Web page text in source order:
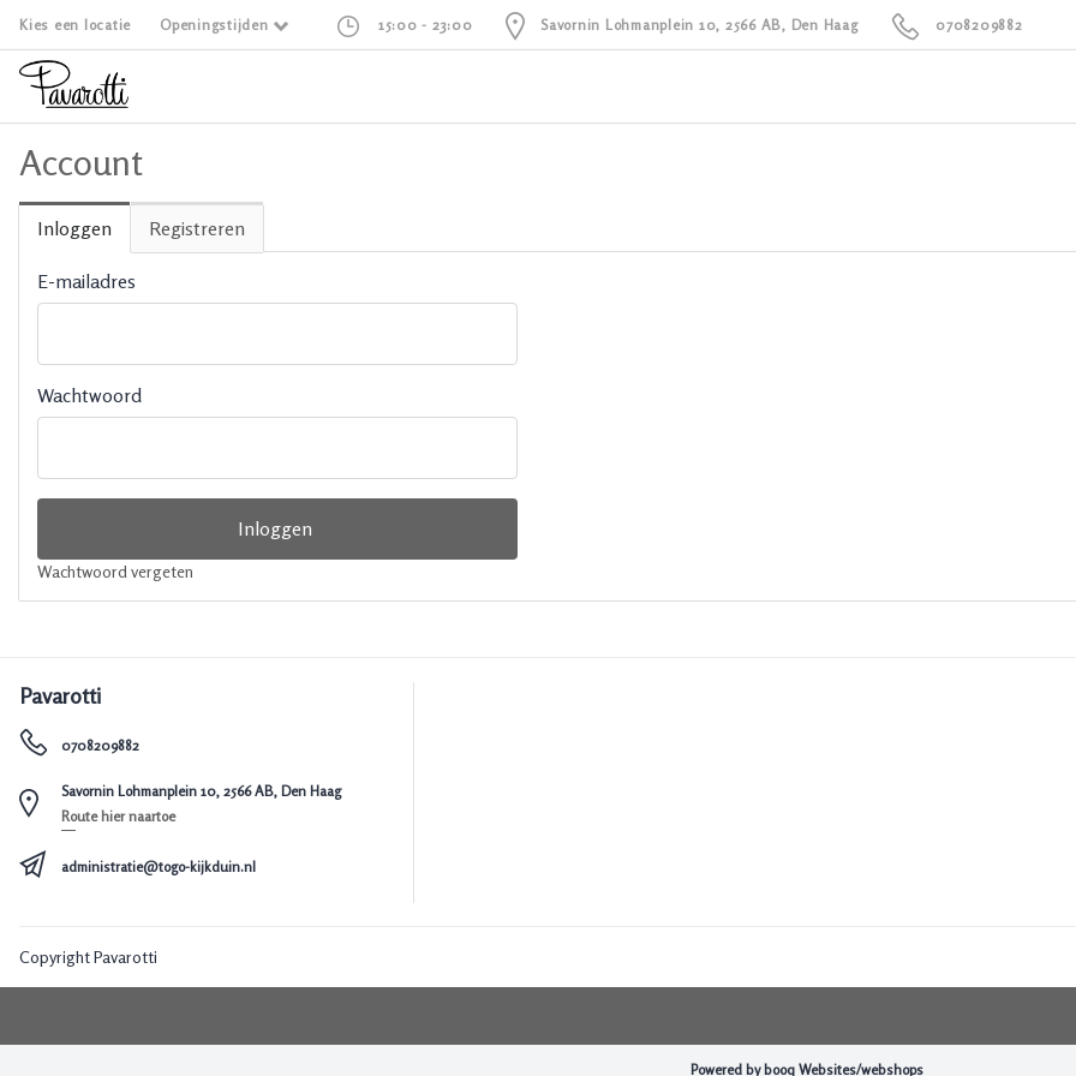
Kies een locatie Openingstijden 15:00 - 23:00 Savornin Lohmanplein 10, 2566 AB, Den Haag 0708209882
Account
Inloggen Registreren
E-mailadres
Wachtwoord
Wachtwoord vergeten
Pavarotti
0708209882
Savornin Lohmanplein 10, 2566 AB, Den Haag
Route hier naartoe
administratie@togo-kijkduin.nl
Copyright Pavarotti
Powered by booq Websites/webshops